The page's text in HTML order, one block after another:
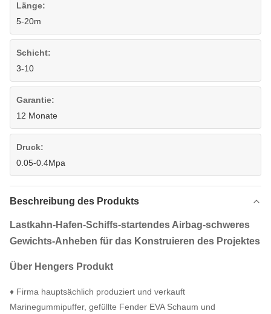
Länge:
5-20m
Schicht:
3-10
Garantie:
12 Monate
Druck:
0.05-0.4Mpa
Beschreibung des Produkts
Lastkahn-Hafen-Schiffs-startendes Airbag-schweres
Gewichts-Anheben für das Konstruieren des Projektes
Über Hengers Produkt
♦ Firma hauptsächlich produziert und verkauft
Marinegummipuffer, gefüllte Fender EVA Schaum und